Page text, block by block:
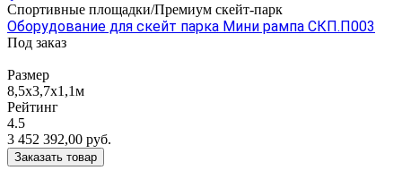
Спортивные площадки/Премиум скейт-парк
Оборудование для скейт парка Мини рампа СКП.П003
Под заказ
Размер
8,5х3,7х1,1м
Рейтинг
4.5
3 452 392,00 руб.
Заказать товар